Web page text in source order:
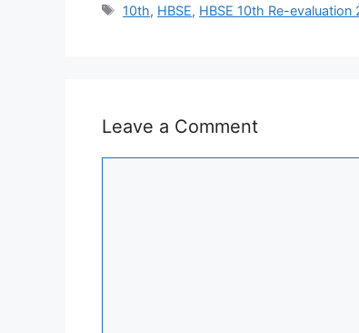
Tags
10th, HBSE, HBSE 10th Re-evaluation
Leave a Comment